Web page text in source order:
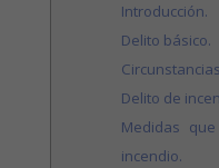
Introducción.
Delito básico.
Delito de
Medidas
incendio.